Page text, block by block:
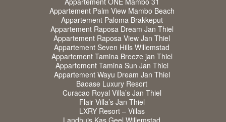
Appartement Palm View Mambo Beach
Appartement Paloma Brakkeput
Appartement Raposa Dream Jan Thiel
Appartement Raposa View Jan Thiel
Appartement Seven Hills Willemstad
Appartement Tamina Breeze jan Thiel
Appartement Tamina Sun Jan Thiel
Appartement Wayu Dream Jan Thiel
Baoase Luxury Resort
Curacao Royal Villa’s Jan Thiel
Flair Villa’s Jan Thiel
LXRY Resort – Villas